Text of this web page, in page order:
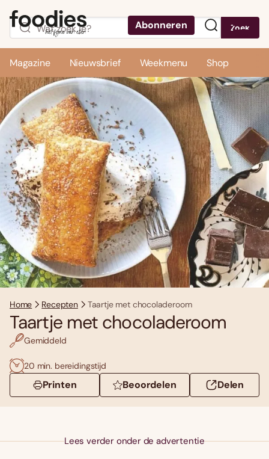
Abonneren Zoek
Magazine Nieuwsbrief Weekmenu Shop
Home Recepten Taartje met chocoladeroom
Taartje met chocoladeroom
Gemiddeld
20 min. bereidingstijd
Printen Beoordelen Delen
Lees verder onder de advertentie